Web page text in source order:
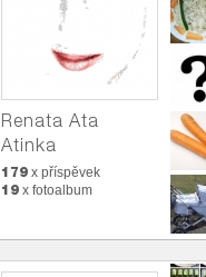
Renata Ata
Atinka
179 x příspěvek
19 x fotoalbum